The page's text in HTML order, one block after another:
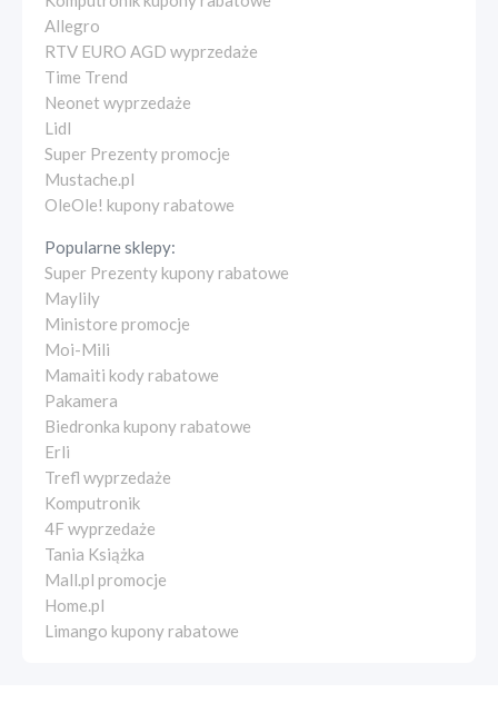
Allegro
RTV EURO AGD wyprzedaże
Time Trend
Neonet wyprzedaże
Lidl
Super Prezenty promocje
Mustache.pl
OleOle! kupony rabatowe
Popularne sklepy:
Super Prezenty kupony rabatowe
Maylily
Ministore promocje
Moi-Mili
Mamaiti kody rabatowe
Pakamera
Biedronka kupony rabatowe
Erli
Trefl wyprzedaże
Komputronik
4F wyprzedaże
Tania Książka
Mall.pl promocje
Home.pl
Limango kupony rabatowe